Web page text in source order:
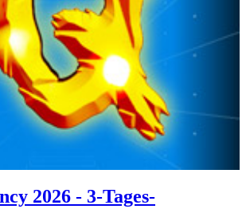
2026 - 3-Tages-